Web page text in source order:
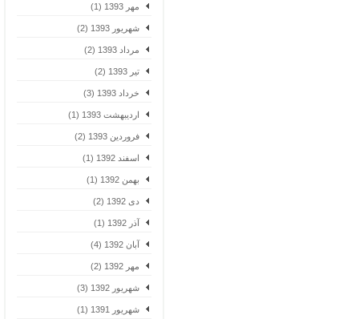
مهر 1393 (1)
شهریور 1393 (2)
مرداد 1393 (2)
تیر 1393 (2)
خرداد 1393 (3)
اردیبهشت 1393 (1)
فروردین 1393 (2)
اسفند 1392 (1)
بهمن 1392 (1)
دی 1392 (2)
آذر 1392 (1)
آبان 1392 (4)
مهر 1392 (2)
شهریور 1392 (3)
شهریور 1391 (1)